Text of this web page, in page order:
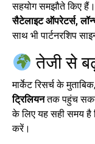
सहयोग समझौते किए
सैटेलाइट ऑपरेटर्स,
साथ भी पार्टनरशिप
तेजी से
मार्केट रिसर्च के
ट्रिलियनतक पहुंच
के लिए यह सही समय है
करें।